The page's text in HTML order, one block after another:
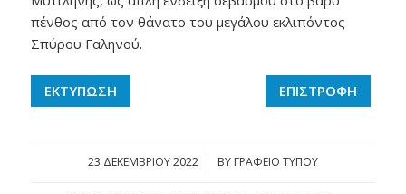
πένθος από τον θάνατο του μεγάλου εκλιπόντος
Σπύρου Γαληνού.
ΕΚΤΥΠΩΣΗ ΕΠΙΣΤΡΟΦΗ
23 ΔΕΚΕΜΒΡΊΟΥ 2022
/ BY ΓΡΑΦΕΙΟ ΤΥΠΟΥ